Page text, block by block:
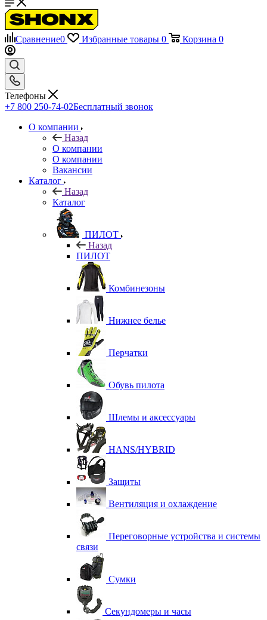
Сравнение0 Избранные товары 0 Корзина 0
Телефоны
+7 800 250-74-02Бесплатный звонок
О компании
Назад
О компании
О компании
Вакансии
Каталог
Назад
Каталог
ПИЛОТ
Назад
ПИЛОТ
Комбинезоны
Нижнее белье
Перчатки
Обувь пилота
Шлемы и аксессуары
HANS/HYBRID
Защиты
Вентиляция и охлаждение
Переговорные устройства и системы
связи
Сумки
Секундомеры и часы